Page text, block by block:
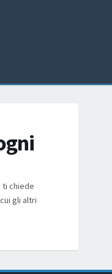
ti chiede
gli altri